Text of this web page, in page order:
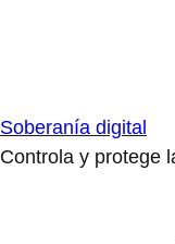
Soberanía digital
Controla y protege